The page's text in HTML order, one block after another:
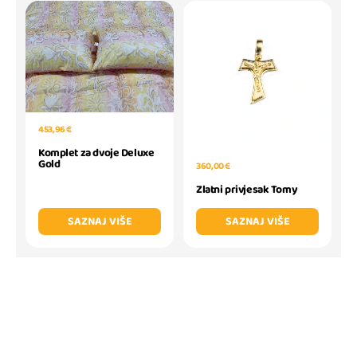
453,96 €
Komplet za dvoje Deluxe
Gold
SAZNAJ VIŠE
360,00 €
Zlatni privjesak Tomy
SAZNAJ VIŠE